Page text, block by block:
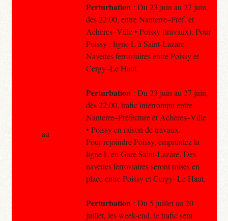
Perturbation : Du 23 juin au 27 juin,
dès 22:00, entre Nanterre–Préf. et
Achères–Ville • Poissy (travaux). Pour
Poissy : ligne L à Saint-Lazare.
Navettes ferroviaires entre Poissy et
Cergy–Le Haut.
Perturbation : Du 23 juin au 27 juin,
dès 22:00, trafic interrompu entre
Nanterre–Préfecture et Achères–Ville
• Poissy en raison de travaux.
Pour rejoindre Poissy, empruntez la
ligne L en Gare Saint-Lazare. Des
navettes ferroviaires seront mises en
place entre Poissy et Cergy–Le Haut.
Perturbation : Du 5 juillet au 20
juillet, les week-end, le trafic sera
au